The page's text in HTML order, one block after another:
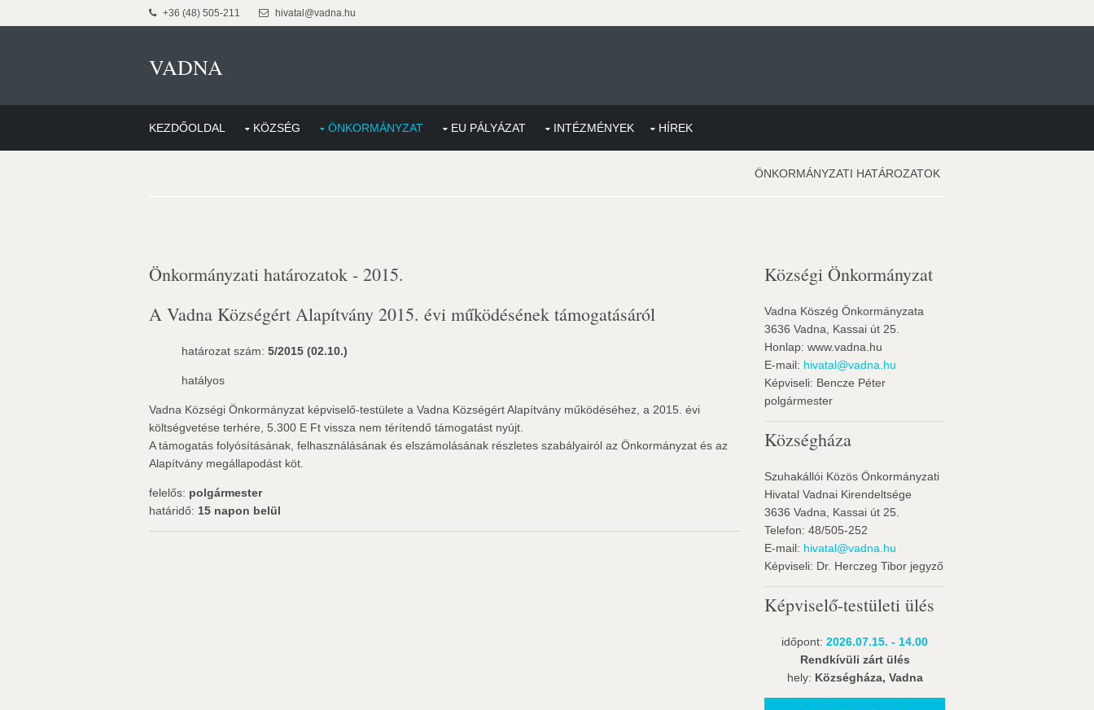
+36 (48) 505-211 hivatal@vadna.hu
VADNA
KEZDŐOLDAL KÖZSÉG ÖNKORMÁNYZAT EU PÁLYÁZAT INTÉZMÉNYEK HÍREK
ÖNKORMÁNYZATI HATÁROZATOK
Önkormányzati határozatok - 2015.
A Vadna Községért Alapítvány 2015. évi működésének támogatásáról
határozat szám: 5/2015 (02.10.)
hatályos
Vadna Községi Önkormányzat képviselő-testülete a Vadna Községért Alapítvány működéséhez, a 2015. évi
költségvetése terhére, 5.300 E Ft vissza nem térítendő támogatást nyújt.
A támogatás folyósításának, felhasználásának és elszámolásának részletes szabályairól az Önkormányzat és az
Alapítvány megállapodást köt.
felelős: polgármester
határidő: 15 napon belül
Községi Önkormányzat
Vadna Köszég Önkormányzata
3636 Vadna, Kassai út 25.
Honlap: www.vadna.hu
E-mail: hivatal@vadna.hu
Képviseli: Bencze Péter
polgármester
Községháza
Szuhakállói Közös Önkormányzati
Hivatal Vadnai Kirendeltsége
3636 Vadna, Kassai út 25.
Telefon: 48/505-252
E-mail: hivatal@vadna.hu
Képviseli: Dr. Herczeg Tibor jegyző
Képviselő-testületi ülés
időpont: 2026.07.15. - 14.00
Rendkívüli zárt ülés
hely: Községháza, Vadna